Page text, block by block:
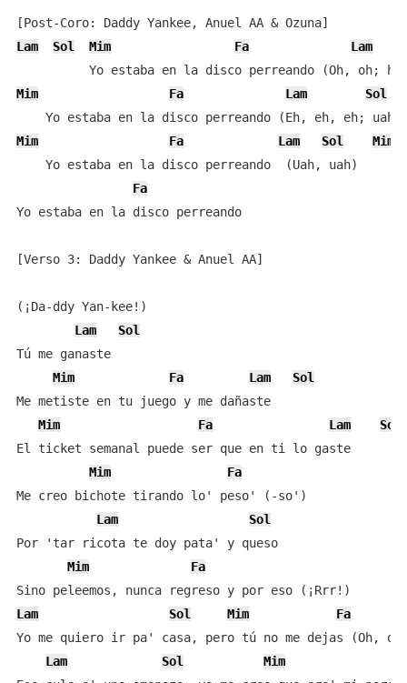
Lam
Sol Mim Fa Lam
Mim Fa Lam
Sol
Mim
Fa Lam Sol
Mim
    Yo estaba en la disco perreando  (Uah, uah)
Fa
Yo estaba en la disco perreando
[Verso 3: Daddy Yankee & Anuel AA]
(¡Da-ddy Yan-kee!)
Lam
Sol
Tú me ganaste
Mim
Fa Lam
Sol
Me metiste en tu juego y me dañaste
Mim
Fa Lam
Sol
El ticket semanal puede ser que en ti lo gaste
Mim
Fa
Me creo bichote tirando lo' peso' (-so')
Lam
Sol
Por 'tar ricota te doy pata' y queso
Mim
Fa
Lam
Sol Mim
Fa
Yo me quiero ir pa' casa, pero tú no me dejas (Oh,
Lam
Sol Mim